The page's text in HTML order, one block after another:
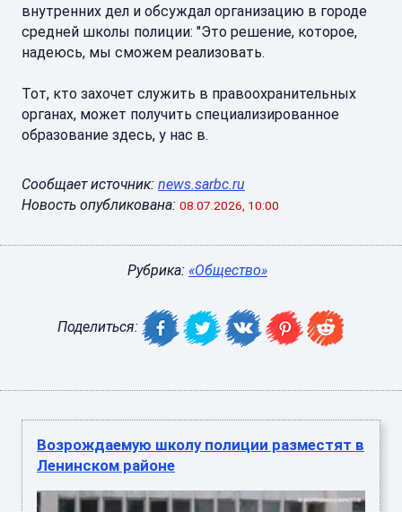
внутренних дел и обсуждал организацию в городе
средней школы полиции: "Это решение, которое,
надеюсь, мы сможем реализовать.
Тот, кто захочет служить в правоохранительных
органах, может получить специализированное
образование здесь, у нас в.
Сообщает источник: news.sarbc.ru
Новость опубликована: 08.07.2026, 10:00
Рубрика: «Общество»
Поделиться:
Возрождаемую школу полиции разместят в
Ленинском районе